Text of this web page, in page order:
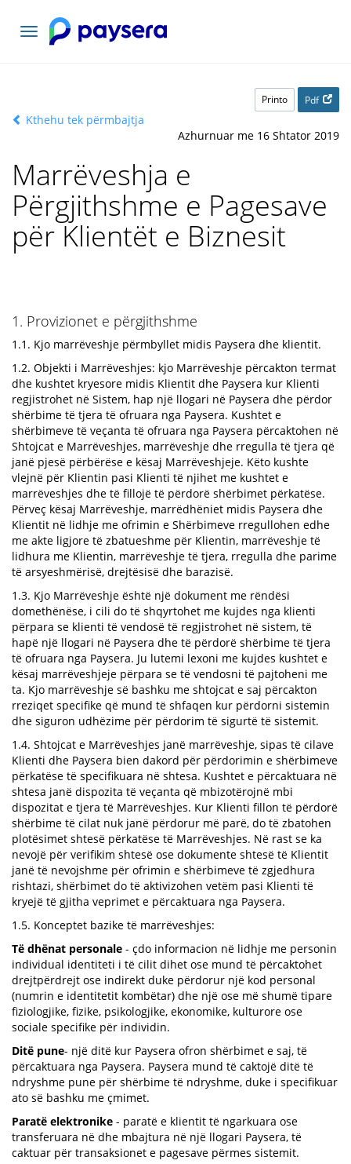
Navigacioni
toggle
Printo Pdf
Kthehu tek përmbajtja
Azhurnuar me 16 Shtator 2019
Marrëveshja e
Përgjithshme e Pagesave
për Klientët e Biznesit
1. Provizionet e përgjithshme
1.1. Kjo marrëveshje përmbyllet midis Paysera dhe klientit.
1.2. Objekti i Marrëveshjes: kjo Marrëveshje përcakton termat
dhe kushtet kryesore midis Klientit dhe Paysera kur Klienti
regjistrohet në Sistem, hap një llogari në Paysera dhe përdor
shërbime të tjera të ofruara nga Paysera. Kushtet e
shërbimeve të veçanta të ofruara nga Paysera përcaktohen në
Shtojcat e Marrëveshjes, marrëveshje dhe rregulla të tjera që
janë pjesë përbërëse e kësaj Marrëveshjeje. Këto kushte
vlejnë për Klientin pasi Klienti të njihet me kushtet e
marrëveshjes dhe të fillojë të përdorë shërbimet përkatëse.
Përveç kësaj Marrëveshje, marrëdhëniet midis Paysera dhe
Klientit në lidhje me ofrimin e Shërbimeve rregullohen edhe
me akte ligjore të zbatueshme për Klientin, marrëveshje të
lidhura me Klientin, marrëveshje të tjera, rregulla dhe parime
të arsyeshmërisë, drejtësisë dhe barazisë.
1.3. Kjo Marrëveshje është një dokument me rëndësi
domethënëse, i cili do të shqyrtohet me kujdes nga klienti
përpara se klienti të vendosë të regjistrohet në sistem, të
hapë një llogari në Paysera dhe të përdorë shërbime të tjera
të ofruara nga Paysera. Ju lutemi lexoni me kujdes kushtet e
kësaj marrëveshjeje përpara se të vendosni të pajtoheni me
ta. Kjo marrëveshje së bashku me shtojcat e saj përcakton
rreziqet specifike që mund të shfaqen kur përdorni sistemin
dhe siguron udhëzime për përdorim të sigurtë të sistemit.
1.4. Shtojcat e Marrëveshjes janë marrëveshje, sipas të cilave
Klienti dhe Paysera bien dakord për përdorimin e shërbimeve
përkatëse të specifikuara në shtesa. Kushtet e përcaktuara në
shtesa janë dispozita të veçanta që mbizotërojnë mbi
dispozitat e tjera të Marrëveshjes. Kur Klienti fillon të përdorë
shërbime të cilat nuk janë përdorur më parë, do të zbatohen
plotësimet shtesë përkatëse të Marrëveshjes. Në rast se ka
nevojë për verifikim shtesë ose dokumente shtesë të Klientit
janë të nevojshme për ofrimin e shërbimeve të zgjedhura
rishtazi, shërbimet do të aktivizohen vetëm pasi Klienti të
kryejë të gjitha veprimet e përcaktuara nga Paysera.
1.5. Konceptet bazike të marrëveshjes:
Të dhënat personale - çdo informacion në lidhje me personin
individual identiteti i të cilit dihet ose mund të përcaktohet
drejtpërdrejt ose indirekt duke përdorur një kod personal
(numrin e identitetit kombëtar) dhe një ose më shumë tipare
fiziologjike, fizike, psikologjike, ekonomike, kulturore ose
sociale specifike për individin.
Ditë pune- një ditë kur Paysera ofron shërbimet e saj, të
përcaktuara nga Paysera. Paysera mund të caktojë ditë të
ndryshme pune për shërbime të ndryshme, duke i specifikuar
ato së bashku me çmimet.
Paratë elektronike - paratë e klientit të ngarkuara ose
transferuara në dhe mbajtura në një llogari Paysera, të
caktuar për transaksionet e pagesave përmes sistemit.